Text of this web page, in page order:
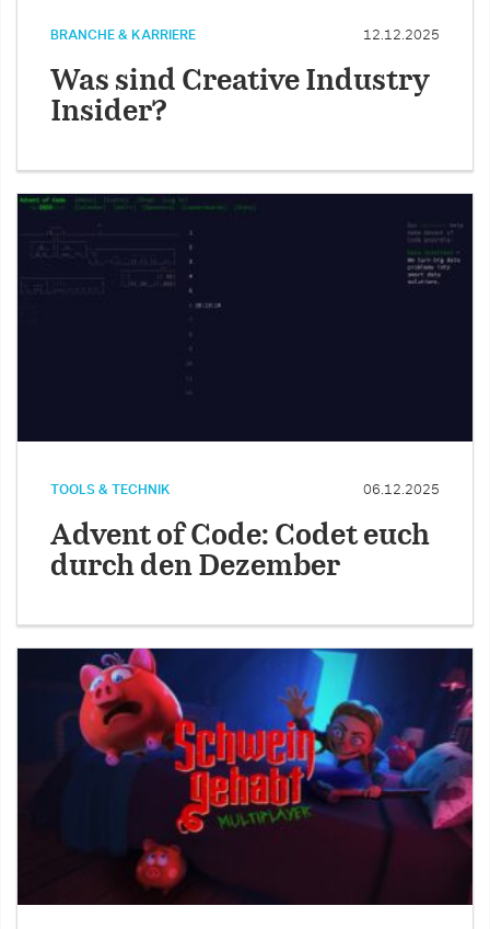
BRANCHE & KARRIERE 12.12.2025
Was sind Creative Industry
Insider?
TOOLS & TECHNIK 06.12.2025
Advent of Code: Codet euch
durch den Dezember